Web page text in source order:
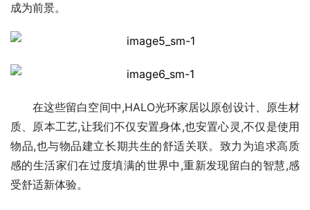
成为前景。
在这些留白空间中,HALO光环家居以原创设计、原生材
质、原本工艺,让我们不仅安置身体,也安置心灵,不仅是使用
物品,也与物品建立长期共生的舒适关联。致力为追求高质
感的生活家们在过度填满的世界中,重新发现留白的智慧,感
受舒适新体验。